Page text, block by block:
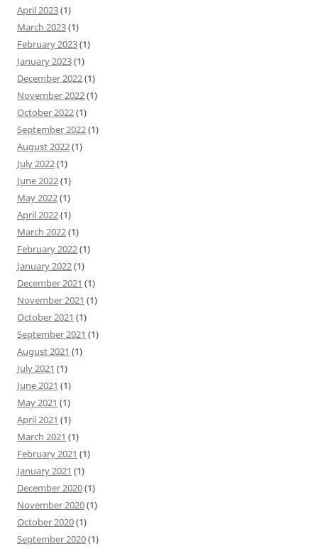
April 2023(1)
March 2023(1)
February 2023(1)
January 2023(1)
December 2022(1)
November 2022(1)
October 2022(1)
September 2022(1)
August 2022(1)
July 2022(1)
June 2022(1)
May 2022(1)
April 2022(1)
March 2022(1)
February 2022(1)
January 2022(1)
December 2021 (1)
November 2021 (1)
October 2021 (1)
September 2021 (1)
August 2021 (1)
July 2021 (1)
June 2021 (1)
May 2021 (1)
April 2021 (1)
March 2021 (1)
February 2021 (1)
January 2021 (1)
December 2020(1)
November 2020(1)
October 2020(1)
September 2020(1)